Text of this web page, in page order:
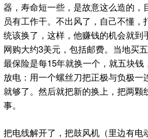
器，寿命短一些，是故意这么造的，
员有工作干。不出风了，自己不懂
统该换了，这样，他赚钱的机会就到
网购大约3美元，包括邮费。当地买
最保险是每15年就换一个，就五块
放电：用一个螺丝刀把正极与负极
就够了。然后就把新的换上，把两
事。
把电线解开了，把鼓风机（里边有电